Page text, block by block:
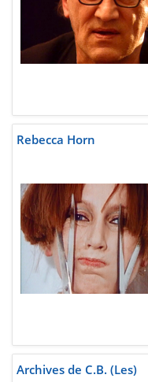
Rebecca Horn
Archives de C.B. (Les)